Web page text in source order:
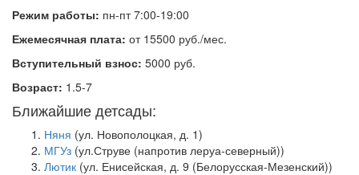
Режим работы: пн-пт 7:00-19:00
Ежемесячная плата: от 15500 руб./мес.
Вступительный взнос: 5000 руб.
Возраст: 1.5-7
Ближайшие детсады:
Няня (ул. Новополоцкая, д. 1)
МГУз (ул.Струве (напротив леруа-северный))
Лютик (ул. Енисейская, д. 9 (Белорусская-Мезенский))